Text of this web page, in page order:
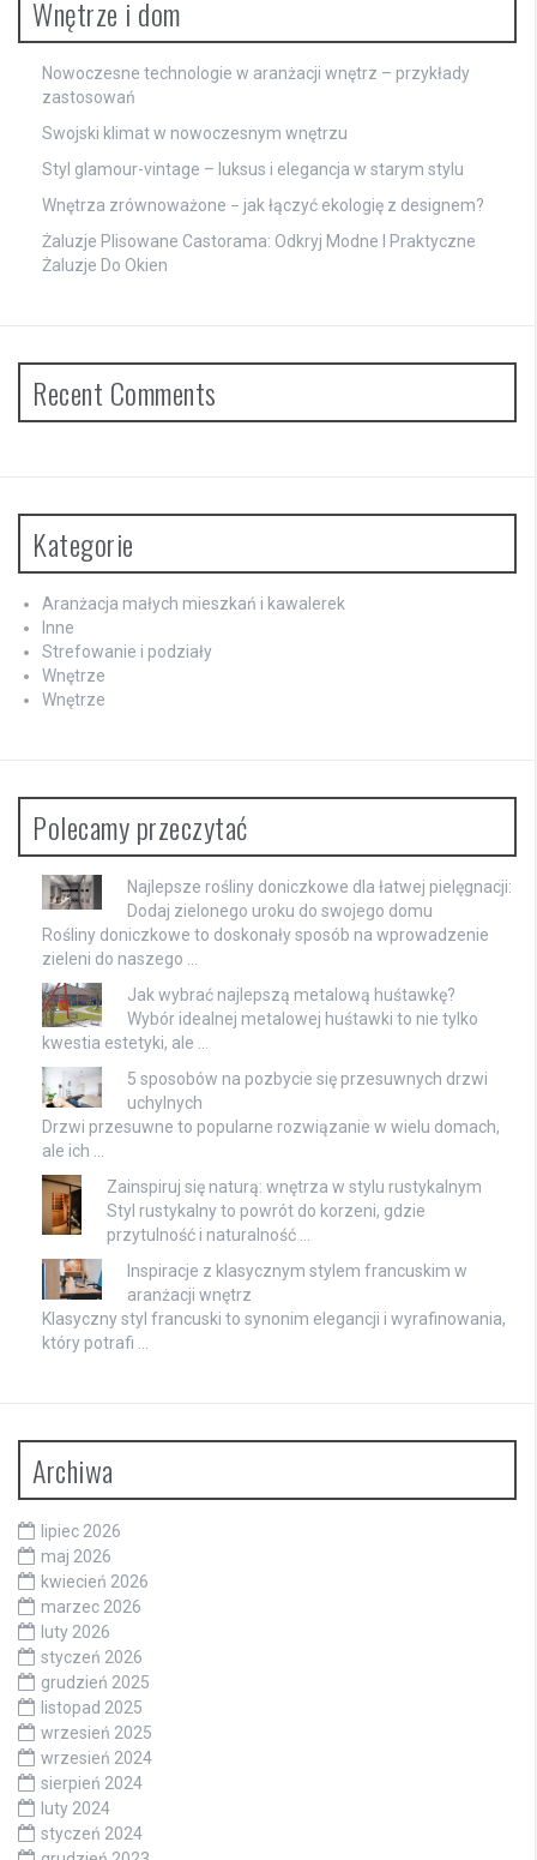
Wnętrze i dom
Nowoczesne technologie w aranżacji wnętrz – przykłady
zastosowań
Swojski klimat w nowoczesnym wnętrzu
Styl glamour-vintage – luksus i elegancja w starym stylu
Wnętrza zrównoważone − jak łączyć ekologię z designem?
Żaluzje Plisowane Castorama: Odkryj Modne I Praktyczne
Żaluzje Do Okien
Recent Comments
Kategorie
Aranżacja małych mieszkań i kawalerek
Inne
Strefowanie i podziały
Wnętrze
Wnętrze
Polecamy przeczytać
Najlepsze rośliny doniczkowe dla łatwej pielęgnacji:
Dodaj zielonego uroku do swojego domu
Rośliny doniczkowe to doskonały sposób na wprowadzenie
zieleni do naszego …
Jak wybrać najlepszą metalową huśtawkę?
Wybór idealnej metalowej huśtawki to nie tylko
kwestia estetyki, ale …
5 sposobów na pozbycie się przesuwnych drzwi
uchylnych
Drzwi przesuwne to popularne rozwiązanie w wielu domach,
ale ich …
Zainspiruj się naturą: wnętrza w stylu rustykalnym
Styl rustykalny to powrót do korzeni, gdzie
przytulność i naturalność …
Inspiracje z klasycznym stylem francuskim w
aranżacji wnętrz
Klasyczny styl francuski to synonim elegancji i wyrafinowania,
który potrafi …
Archiwa
lipiec 2026
maj 2026
kwiecień 2026
marzec 2026
luty 2026
styczeń 2026
grudzień 2025
listopad 2025
wrzesień 2025
wrzesień 2024
sierpień 2024
luty 2024
styczeń 2024